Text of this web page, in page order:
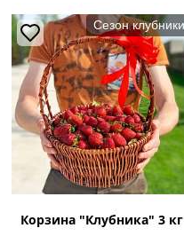
Сезон клубники
Корзина "Клубника" 3 кг